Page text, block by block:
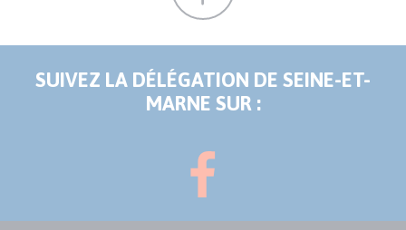
SUIVEZ LA DÉLÉGATION DE SEINE-ET-
MARNE SUR :